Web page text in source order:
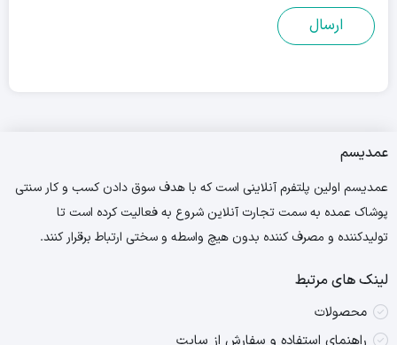
عمدیسم
عمدیسم اولین پلتفرم آنلاینی است که با هدف سوق دادن کسب و کار سنتی
پوشاک عمده به سمت تجارت آنلاین شروع به فعالیت کرده است تا
تولیدکننده و مصرف کننده بدون هیچ واسطه و سختی ارتباط برقرار کنند.
لینک های مرتبط
محصولات